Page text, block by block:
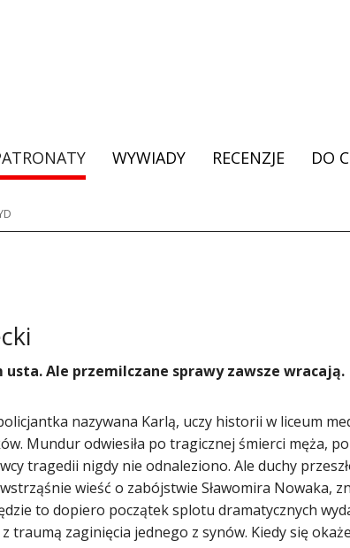
WYWIADY RECENZJE DO
usta. Ale przemilczane sprawy zawsze wracają.
nazywana Karlą, uczy historii w liceum
Mundur odwiesiła po tragicznej śmierci męża,
tragedii nigdy nie odnaleziono. Ale duchy
wieść o zabójstwie Sławomira Nowaka,
to dopiero początek splotu dramatycznych
traumą zaginięcia jednego z synów. Kiedy się